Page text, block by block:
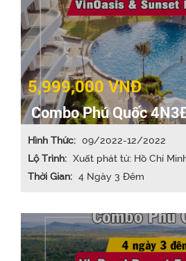
5,999,000 VNĐ
Combo Phú Quốc
Sunset Beach
Hình Thức: 09/2022-12/2022
Lộ Trình: Xuất phát từ: Hồ Chí
Thời Gian: 4 Ngày 3 Đêm